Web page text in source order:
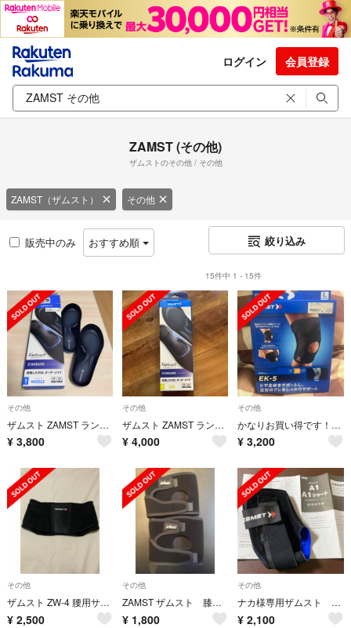
ログイン 会員登録
ZAMST (その他)
ザムストのその他 / その他
ZAMST（ザムスト） その他
販売中のみ おすすめ順 絞り込み
15件中 1 - 15件
その他
ザムスト ZAMST ランニング インソール Footcraft STANDAR
¥ 3,800
その他
ザムスト ZAMST ランニング インソール Footcraft STANDAR
¥ 4,000
その他
かなりお買い得です！膝サポーター
¥ 3,200
その他
ザムスト ZW-4 腰用サポーター Mサイズ
¥ 2,500
その他
ZAMST ザムスト 膝用サポーター JK-1 サイズ S 2個
¥ 1,800
その他
ナカ様専用ザムスト 足首サポーター a1 zamst 右足用 M size
¥ 2,100